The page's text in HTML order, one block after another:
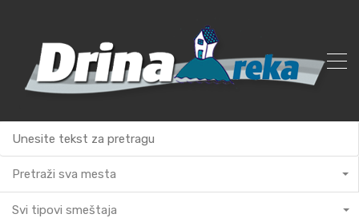
Pretraži sva mesta
Svi tipovi smeštaja